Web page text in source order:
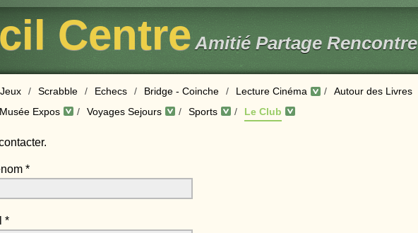
Centre Amitié Partage Rencontre
Jeux / Scrabble / Echecs / Bridge - Coinche / Lecture Cinéma / Autour des Livres
Expos / Voyages Sejours / Sports / Le Club
*
*